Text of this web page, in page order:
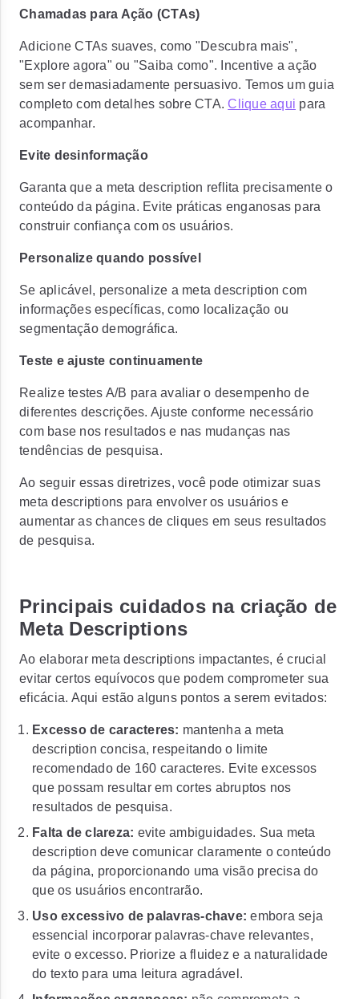
Chamadas para Ação (CTAs)
Adicione CTAs suaves, como "Descubra mais",
"Explore agora" ou "Saiba como". Incentive a ação
sem ser demasiadamente persuasivo. Temos um guia
completo com detalhes sobre CTA.Clique aqui para
acompanhar.
Evite desinformação
Garanta que a meta description reflita precisamente o
conteúdo da página. Evite práticas enganosas para
construir confiança com os usuários.
Personalize quando possível
Se aplicável, personalize a meta description com
informações específicas, como localização ou
segmentação demográfica.
Teste e ajuste continuamente
Realize testes A/B para avaliar o desempenho de
diferentes descrições. Ajuste conforme necessário
com base nos resultados e nas mudanças nas
tendências de pesquisa.
Ao seguir essas diretrizes, você pode otimizar suas
meta descriptions para envolver os usuários e
aumentar as chances de cliques em seus resultados
de pesquisa.
Principais cuidados na criação de
Meta Descriptions
Ao elaborar meta descriptions impactantes, é crucial
evitar certos equívocos que podem comprometer sua
eficácia. Aqui estão alguns pontos a serem evitados:
Excesso de caracteres: mantenha a meta
description concisa, respeitando o limite
recomendado de 160 caracteres. Evite excessos
que possam resultar em cortes abruptos nos
resultados de pesquisa.
Falta de clareza: evite ambiguidades. Sua meta
description deve comunicar claramente o conteúdo
da página, proporcionando uma visão precisa do
que os usuários encontrarão.
Uso excessivo de palavras-chave: embora seja
essencial incorporar palavras-chave relevantes,
evite o excesso. Priorize a fluidez e a naturalidade
do texto para uma leitura agradável.